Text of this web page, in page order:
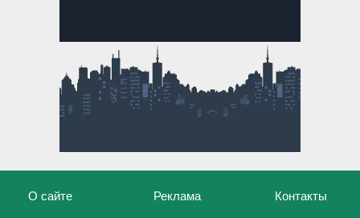
О сайте Реклама Контакты